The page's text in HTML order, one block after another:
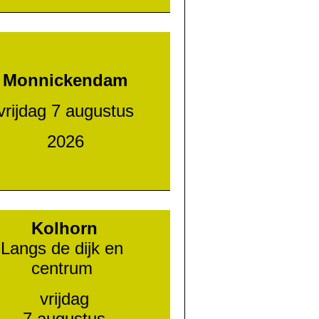
Monnickendam
7 augustus
2026
Kolhorn
Langs de dijk en
centrum
vrijdag